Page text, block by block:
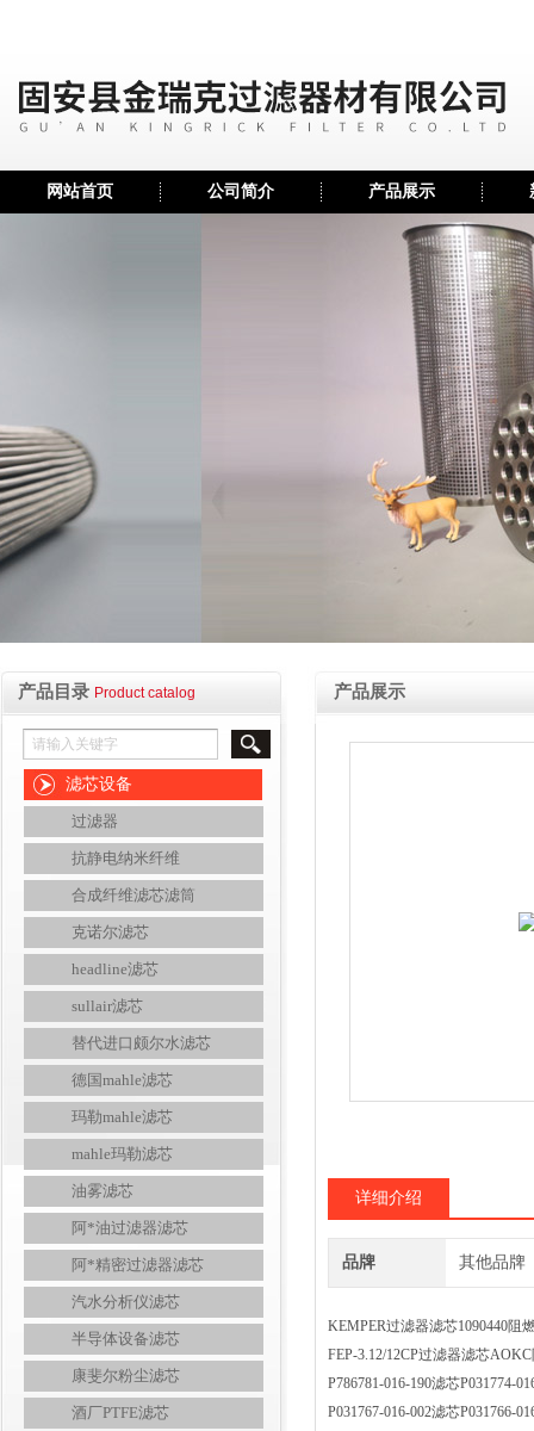
网站首页 公司简介 产品展示
产品目录 Product catalog
滤芯设备
过滤器
抗静电纳米纤维
合成纤维滤芯滤筒
克诺尔滤芯
headline滤芯
sullair滤芯
替代进口颇尔水滤芯
德国mahle滤芯
玛勒mahle滤芯
mahle玛勒滤芯
油雾滤芯
阿*油过滤器滤芯
阿*精密过滤器滤芯
汽水分析仪滤芯
半导体设备滤芯
康斐尔粉尘滤芯
酒厂PTFE滤芯
产品展示
详细介绍
品牌 其他品牌
KEMPER过滤器滤芯1090440阻
FEP-3.12/12СР过滤器滤芯
P786781-016-190滤芯P031774-
P031767-016-002滤芯P031766-